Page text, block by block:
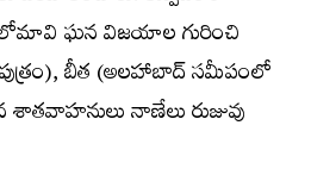
పులోమావి ఘన విజయాల గురించి
బీత (అలహాబాద్ సమీపంలో
నాణేలు రుజువు